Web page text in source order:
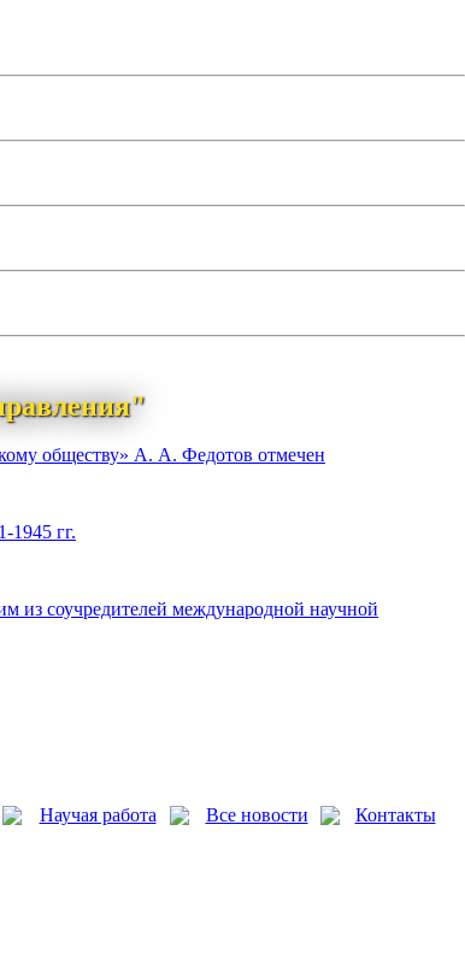
обществу» А. А. Федотов отмечен
1945 гг.
из соучредителей международной научной
Научая работа Все новости Контакты